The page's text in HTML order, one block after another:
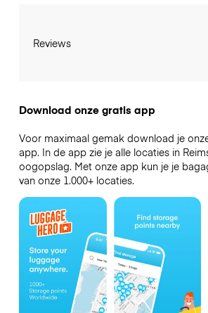
Reviews
Download onze gratis app
Voor maximaal gemak download je
app. In de app zie je alle locaties in
oogopslag. Met onze app kun je je
van onze 1.000+ locaties.